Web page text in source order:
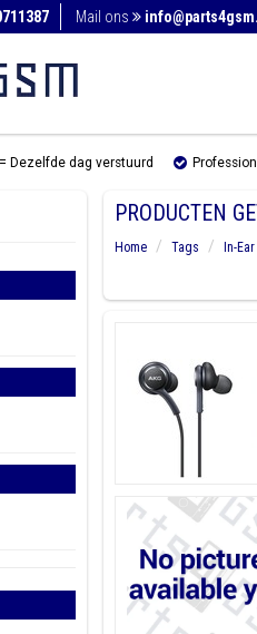
Mail ons
Dezelfde dag verstuurd
PRODUCTEN
Home Tags
In-